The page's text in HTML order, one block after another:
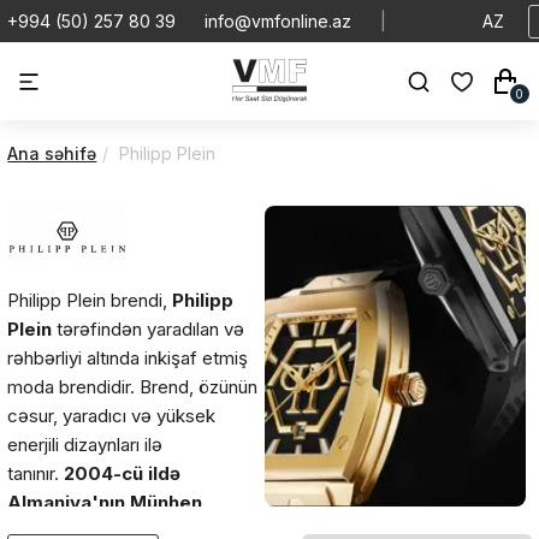
+994 (50) 257 80 39 info@vmfonline.az AZ
0
Ana səhifə Philipp Plein
Philipp Plein brendi, Philipp
Plein tərəfindən yaradılan və
rəhbərliyi altında inkişaf etmiş
moda brendidir. Brend, özünün
cəsur, yaradıcı və yüksek
enerjili dizaynları ilə
tanınır. 2004-cü ildə
Almaniya'nın Münhen
şəhərində təsis